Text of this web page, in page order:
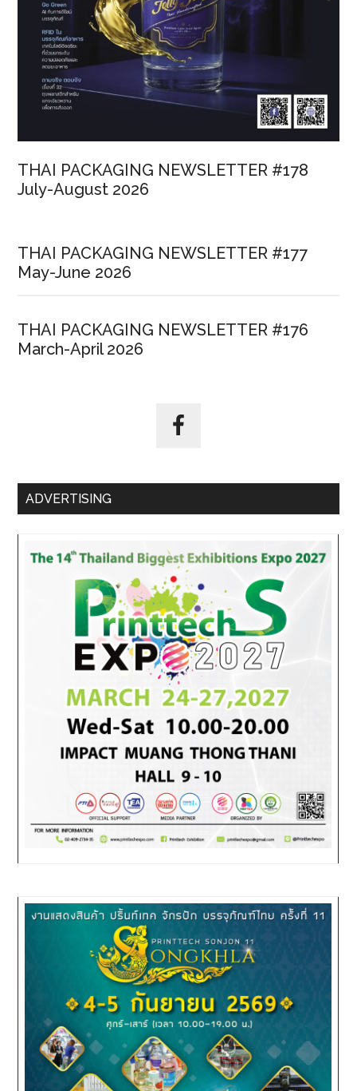
THAI PACKAGING NEWSLETTER #178
July-August 2026
THAI PACKAGING NEWSLETTER #177
May-June 2026
THAI PACKAGING NEWSLETTER #176
March-April 2026
ADVERTISING